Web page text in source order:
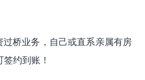
桥业务，自己或直系亲属有房
约到账！